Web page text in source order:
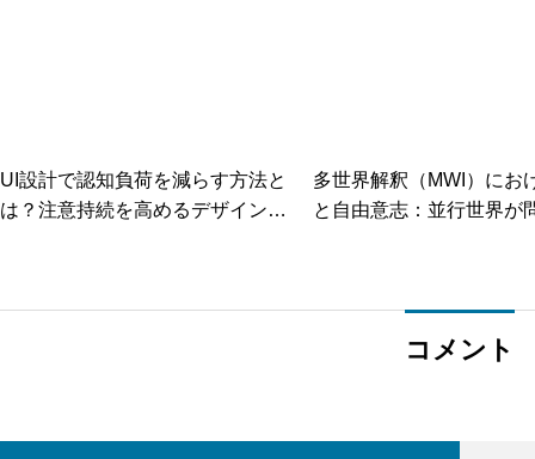
UI設計で認知負荷を減らす方法と
は？注意持続を高めるデザイン原
多世界解釈（MWI）にお
と自由意志：並行世界が
コメント